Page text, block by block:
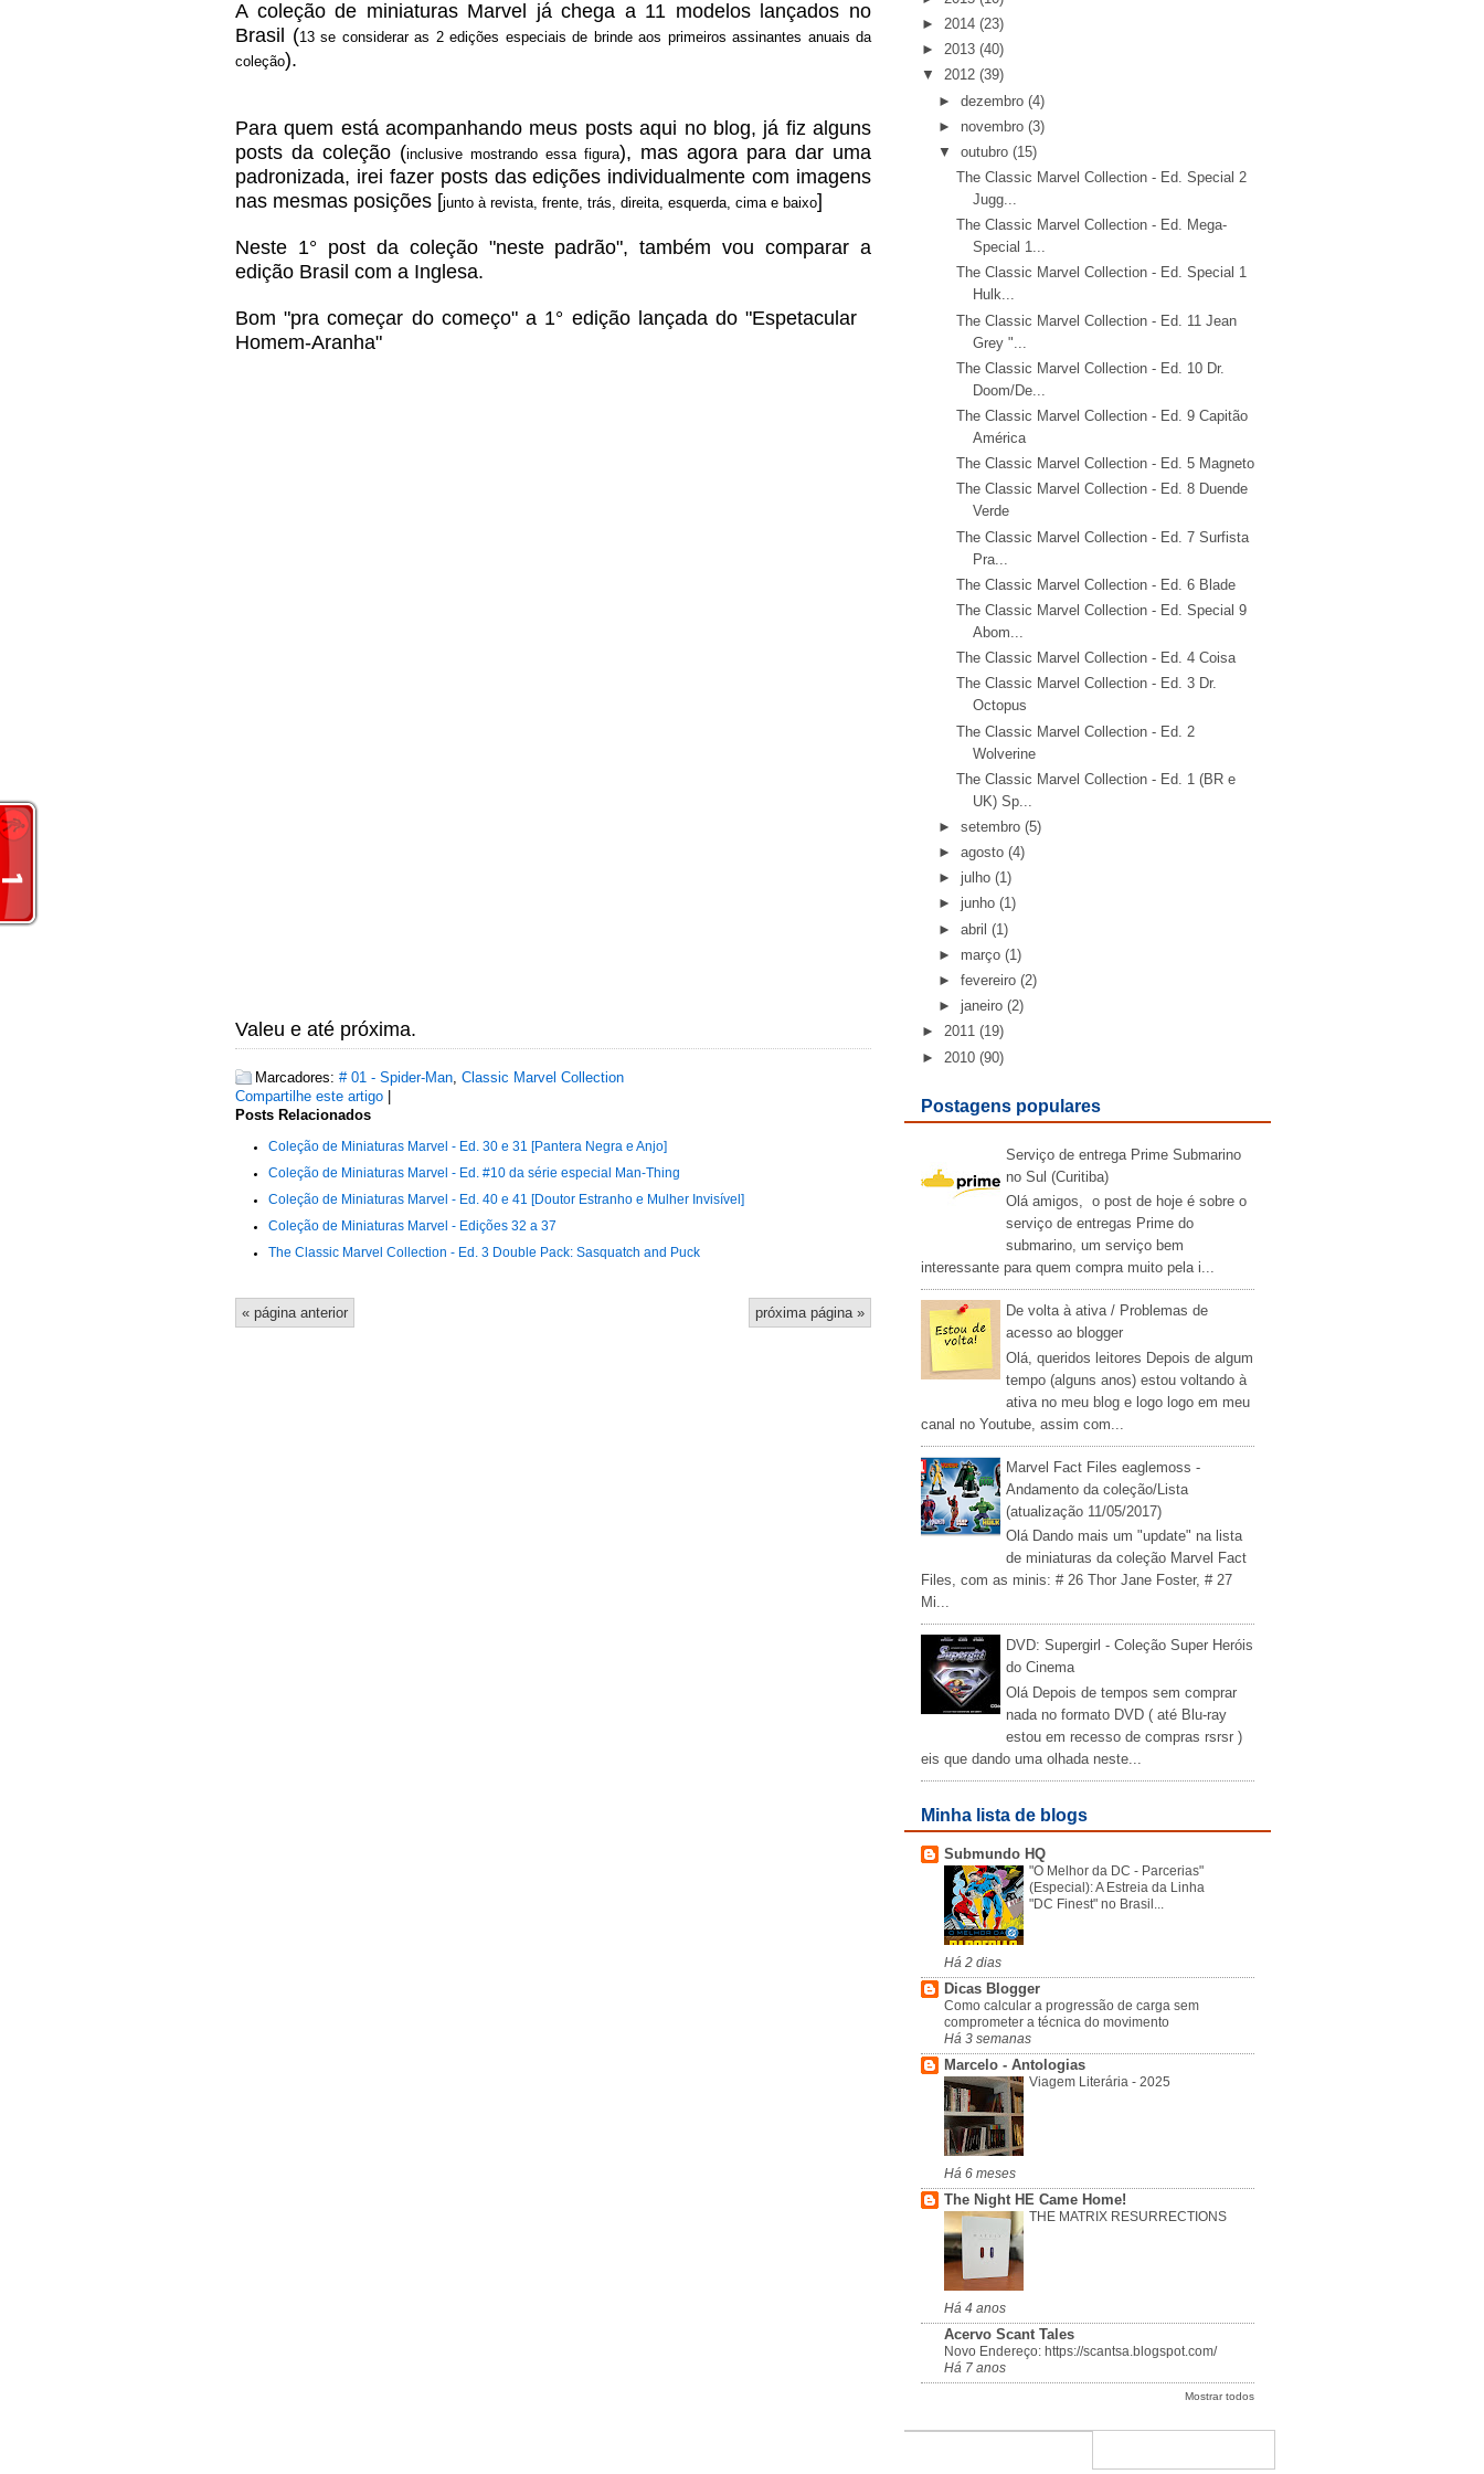
A coleção de miniaturas Marvel já chega a 11 modelos lançados no
Brasil (13 se considerar as 2 edições especiais de brinde aos primeiros assinantes anuais da
coleção).
Para quem está acompanhando meus posts aqui no blog, já fiz alguns
posts da coleção (inclusive mostrando essa figura), mas agora para dar uma
padronizada, irei fazer posts das edições individualmente com imagens
nas mesmas posições [junto à revista, frente, trás, direita, esquerda, cima e baixo]
Neste 1° post da coleção "neste padrão", também vou comparar a
edição Brasil com a Inglesa.
Bom "pra começar do começo" a 1° edição lançada do "Espetacular
Homem-Aranha"
Valeu e até próxima.
Marcadores: # 01 - Spider-Man, Classic Marvel Collection
Compartilhe este artigo
Posts Relacionados
Coleção de Miniaturas Marvel - Ed. 30 e 31 [Pantera Negra e Anjo]
Coleção de Miniaturas Marvel - Ed. #10 da série especial Man-Thing
Coleção de Miniaturas Marvel - Ed. 40 e 41 [Doutor Estranho e Mulher Invisível]
Coleção de Miniaturas Marvel - Edições 32 a 37
The Classic Marvel Collection - Ed. 3 Double Pack: Sasquatch and Puck
« página anterior próxima página »
► 2014 (23)
► 2013 (40)
▼
2012 (39)
►dezembro (4)
► novembro (3)
▼
outubro (15)
The Classic Marvel Collection - Ed. Special 2
Jugg...
The Classic Marvel Collection - Ed. Mega-
Special 1...
The Classic Marvel Collection - Ed. Special 1
Hulk...
The Classic Marvel Collection - Ed. 11 Jean
Grey "...
The Classic Marvel Collection - Ed. 10 Dr.
Doom/De...
The Classic Marvel Collection - Ed. 9 Capitão
América
The Classic Marvel Collection - Ed. 5 Magneto
The Classic Marvel Collection - Ed. 8 Duende
Verde
The Classic Marvel Collection - Ed. 7 Surfista
Pra...
The Classic Marvel Collection - Ed. 6 Blade
The Classic Marvel Collection - Ed. Special 9
Abom...
The Classic Marvel Collection - Ed. 4 Coisa
The Classic Marvel Collection - Ed. 3 Dr.
Octopus
The Classic Marvel Collection - Ed. 2
Wolverine
The Classic Marvel Collection - Ed. 1 (BR e
UK) Sp...
►setembro (5)
►agosto (4)
► julho (1)
► junho (1)
►abril (1)
► março (1)
►fevereiro (2)
► janeiro (2)
► 2011 (19)
► 2010 (90)
Postagens populares
Serviço de entrega Prime Submarino
no Sul (Curitiba)
Olá amigos, o post de hoje é sobre o
serviço de entregas Prime do
submarino, um serviço bem
interessante para quem compra muito pela i...
De volta à ativa / Problemas de
acesso ao blogger
Olá, queridos leitores Depois de algum
tempo (alguns anos) estou voltando à
ativa no meu blog e logo logo em meu
canal no Youtube, assim com...
Marvel Fact Files eaglemoss -
Andamento da coleção/Lista
(atualização 11/05/2017)
Olá Dando mais um "update" na lista
de miniaturas da coleção Marvel Fact
Files, com as minis: # 26 Thor Jane Foster, # 27
Mi...
DVD: Supergirl - Coleção Super Heróis
do Cinema
Olá Depois de tempos sem comprar
nada no formato DVD ( até Blu-ray
estou em recesso de compras rsrsr )
eis que dando uma olhada neste...
Minha lista de blogs
Submundo HQ
"O Melhor da DC - Parcerias"
(Especial): A Estreia da Linha
"DC Finest" no Brasil...
Há 2 dias
Dicas Blogger
Como calcular a progressão de carga sem
comprometer a técnica do movimento
Há 3 semanas
Marcelo - Antologias
Viagem Literária - 2025
Há 6 meses
The Night HE Came Home!
THE MATRIX RESURRECTIONS
Há 4 anos
Acervo Scant Tales
Novo Endereço: https://scantsa.blogspot.com/
Há 7 anos
Mostrar todos